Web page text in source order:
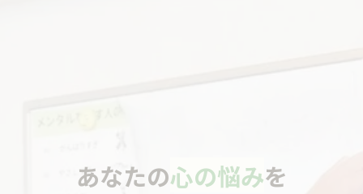
あなたの心の悩みを